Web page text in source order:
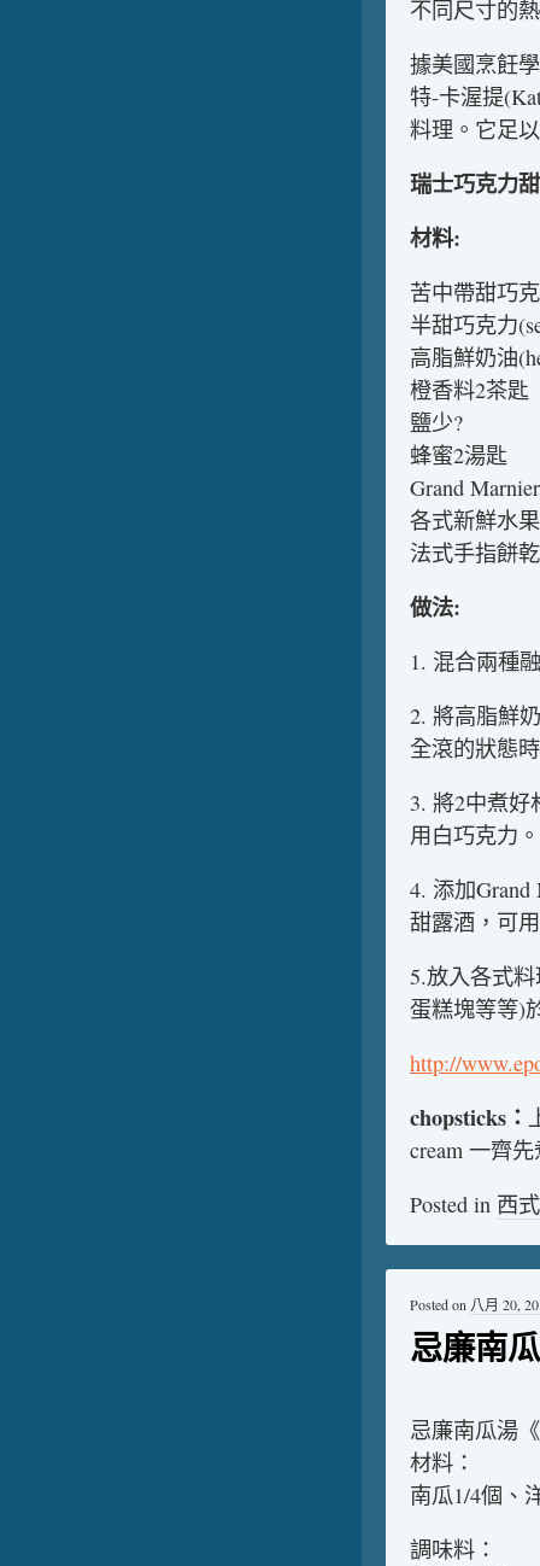
不同尺寸的
據美國烹飪
特-卡渥提
料理。它足
瑞士巧克力
材料:
苦中帶甜巧
半甜巧克力
高脂鮮奶油
橙香料2茶匙
鹽少?
蜂蜜2湯匙
Grand
各式新鮮水
法式手指餅
做法:
1. 混合兩種
2. 將高脂鮮
全滾的狀態
3. 將2中煮
用白巧克力。
4. 添加
甜露酒，可
5.放入各式
蛋糕塊等等)
http://
chopsticks：
cream 一齊
Posted in 西
忌廉南
Posted on 八月 20,
忌廉南瓜湯
材料：
南瓜1/4個、
調味料：